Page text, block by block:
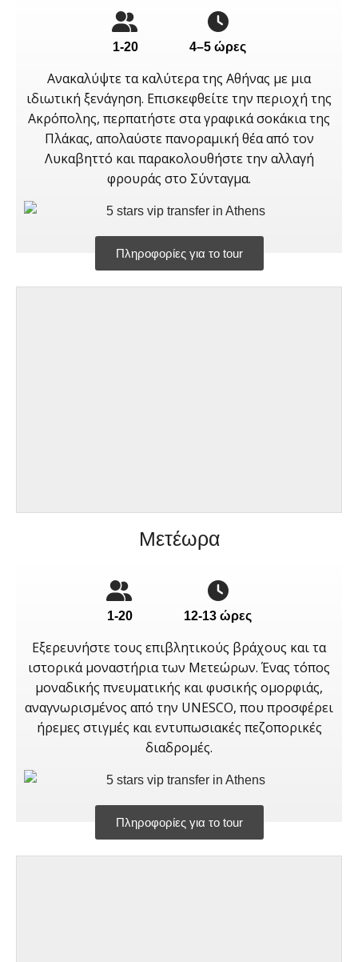
1-20 4–5 ώρες
Ανακαλύψτε τα καλύτερα της Αθήνας με μια
ιδιωτική ξενάγηση. Επισκεφθείτε την περιοχή της
Ακρόπολης, περπατήστε στα γραφικά σοκάκια της
Πλάκας, απολαύστε πανοραμική θέα από τον
Λυκαβηττό και παρακολουθήστε την αλλαγή
φρουράς στο Σύνταγμα.
Πληροφορίες για το tour
Μετέωρα
1-20 12-13 ώρες
Εξερευνήστε τους επιβλητικούς βράχους και τα
ιστορικά μοναστήρια των Μετεώρων. Ένας τόπος
μοναδικής πνευματικής και φυσικής ομορφιάς,
αναγνωρισμένος από την UNESCO, που προσφέρει
ήρεμες στιγμές και εντυπωσιακές πεζοπορικές
διαδρομές.
Πληροφορίες για το tour